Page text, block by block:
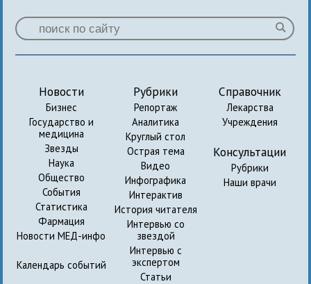
Новости
Бизнес
Государство и
медицина
Звезды
Наука
Общество
События
Статистика
Фармация
Новости МЕД-инфо
Календарь событий
Рубрики
Репортаж
Аналитика
Круглый стол
Острая тема
Видео
Инфографика
Интерактив
История читателя
Интервью со
звездой
Интервью с
экспертом
Статьи
Справочник
Лекарства
Учреждения
Консультации
Рубрики
Наши врачи